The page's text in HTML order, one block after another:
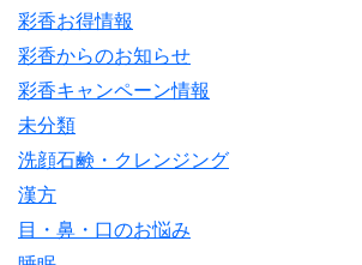
彩香お得情報
彩香からのお知らせ
彩香キャンペーン情報
未分類
洗顔石鹸・クレンジング
漢方
目・鼻・口のお悩み